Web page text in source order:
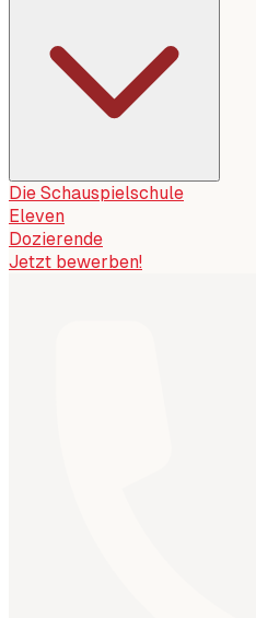
Die Schauspielschule
Eleven
Dozierende
Jetzt bewerben!